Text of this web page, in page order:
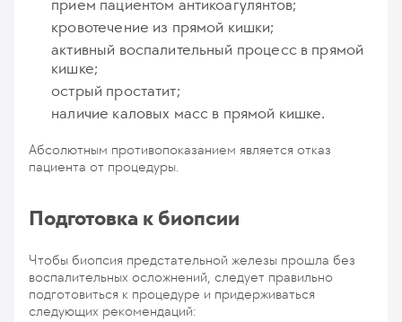
прием пациентом антикоагулянтов;
кровотечение из прямой кишки;
активный воспалительный процесс в прямой
кишке;
острый простатит;
наличие каловых масс в прямой кишке.
Абсолютным противопоказанием является отказ
пациента от процедуры.
Подготовка к биопсии
Чтобы биопсия предстательной железы прошла без
воспалительных осложнений, следует правильно
подготовиться к процедуре и придерживаться
следующих рекомендаций: